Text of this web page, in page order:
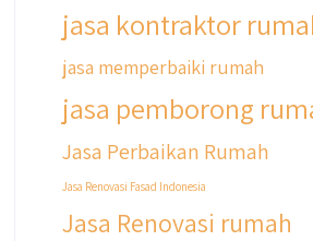
#qyusipersada
jasa kontraktor
jasa memperbaiki rumah
jasa pemborong
Jasa Perbaikan Rumah
Jasa Renovasi Fasad Indonesia
Jasa Renovasi rumah